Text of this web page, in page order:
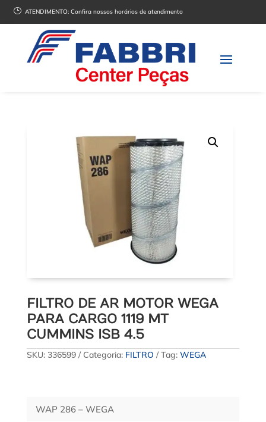
} ATENDIMENTO:Confira nossos horários de atendimento
FILTRO DE AR MOTOR WEGA
PARA CARGO 1119 MT
CUMMINS ISB 4.5
SKU: 336599 Categoria: FILTRO Tag: WEGA
WAP 286 – WEGA